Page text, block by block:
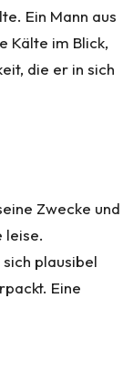
Ein Mann aus
Kälte im Blick,
die er in sich
Zwecke und
leise.
plausibel
Eine